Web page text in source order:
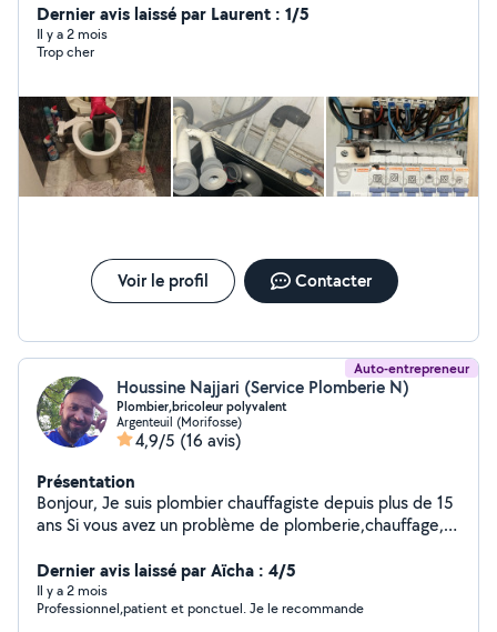
bien sûr pour vos assurances ou autres . Passage de
camera , débouchage camion hydrocureur, pour tous ce
qui est bouchon au niveau de vos canalisations . Nous
d'appartement . On reste disponible 24/24h et on
intervient dans l'heure . Num de téléphone
06/02/70/63/65
Dernier avis laissé par Laurent : 1/5
Il y a 2 mois
Trop cher
Voir le profil Contacter
Auto-entrepreneur
Houssine Najjari (Service Plomberie N)
Plombier,bricoleur polyvalent
Argenteuil (Morifosse)
4,9/5 (16 avis)
Présentation
Bonjour, Je suis plombier chauffagiste depuis plus de 15
ans Si vous avez un problème de plomberie,chauffage,
lavabo,douche,baignoire,WC,évier,meuble et réparation
plomberie générale pose et dépose de sanitaire...
J'interviens également dans le montage, démontage de
Dernier avis laissé par Aïcha : 4/5
Il y a 2 mois
Professionnel,patient et ponctuel. Je le recommande